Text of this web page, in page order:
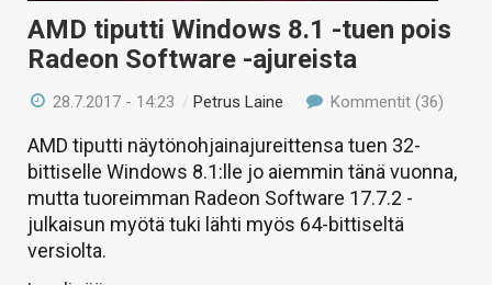
AMD tiputti Windows 8.1 -tuen pois
Radeon Software -ajureista
28.7.2017 - 14:23 /Petrus Laine Kommentit (36)
AMD tiputti näytönohjainajureittensa tuen 32-
bittiselle Windows 8.1:lle jo aiemmin tänä vuonna,
mutta tuoreimman Radeon Software 17.7.2 -
julkaisun myötä tuki lähti myös 64-bittiseltä
versiolta.